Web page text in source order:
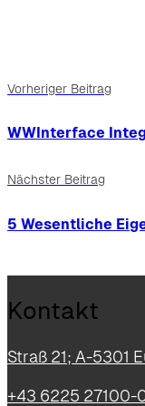
Vorheriger Beitrag
WWInterface
Nächster Beitrag
5 Wesentliche
Kontakt
Straß 21; A-5301
+43 6225 27100-